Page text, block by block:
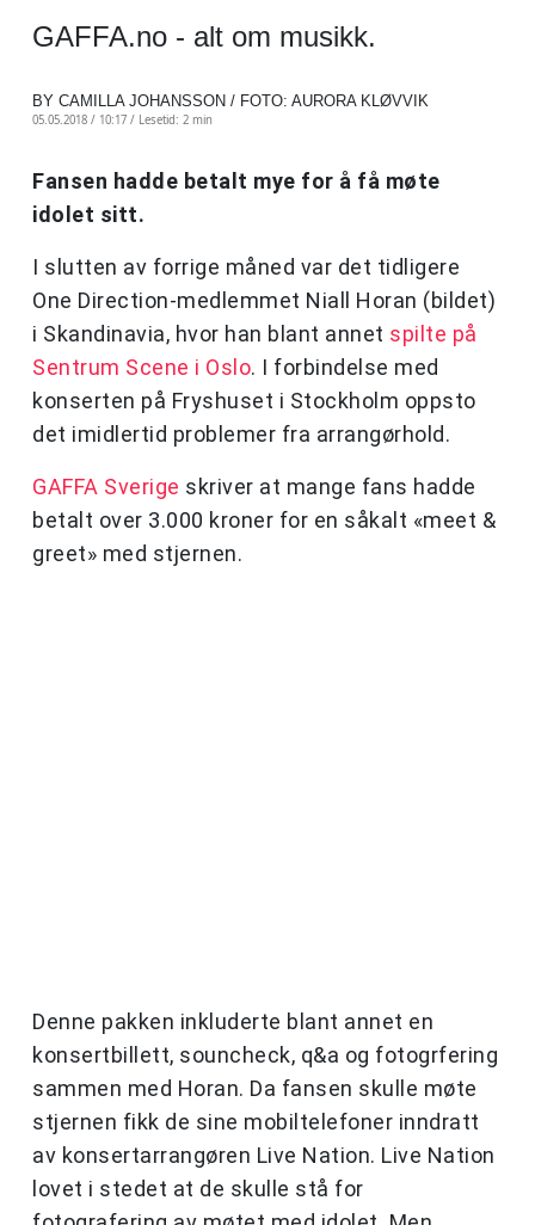
GAFFA.no - alt om musikk.
BY CAMILLA JOHANSSON / FOTO: AURORA KLØVVIK
05.05.2018 / 10:17 / Lesetid: 2 min
Fansen hadde betalt mye for å få møte
idolet sitt.
I slutten av forrige måned var det tidligere
One Direction-medlemmet Niall Horan (bildet)
i Skandinavia, hvor han blant annet spilte på
Sentrum Scene i Oslo. I forbindelse med
konserten på Fryshuset i Stockholm oppsto
det imidlertid problemer fra arrangørhold.
GAFFA Sverige skriver at mange fans hadde
betalt over 3.000 kroner for en såkalt «meet &
greet» med stjernen.
Denne pakken inkluderte blant annet en
konsertbillett, souncheck, q&a og fotogrfering
sammen med Horan. Da fansen skulle møte
stjernen fikk de sine mobiltelefoner inndratt
av konsertarrangøren Live Nation. Live Nation
lovet i stedet at de skulle stå for